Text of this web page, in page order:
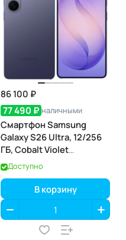
86 100 ₽
77 490 ₽ наличными
Смартфон Samsung
Galaxy S26 Ultra, 12/256
ГБ, Cobalt Violet
(кобальтовый
фиолетовый)
Доступно
В корзину